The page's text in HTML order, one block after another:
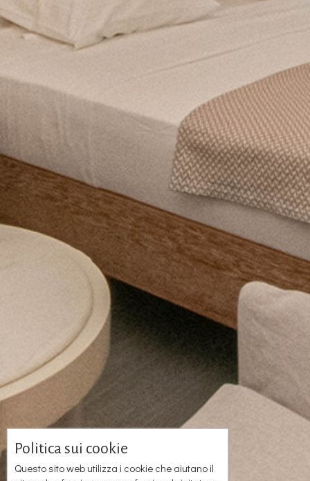
Politica sui cookie
Questo sito web utilizza i cookie che aiutano il